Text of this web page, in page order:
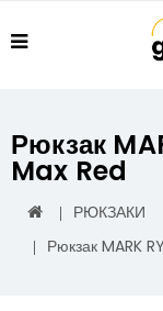
Рюкзак
Max Red
РЮКЗАКИ
Рюкзак MARK